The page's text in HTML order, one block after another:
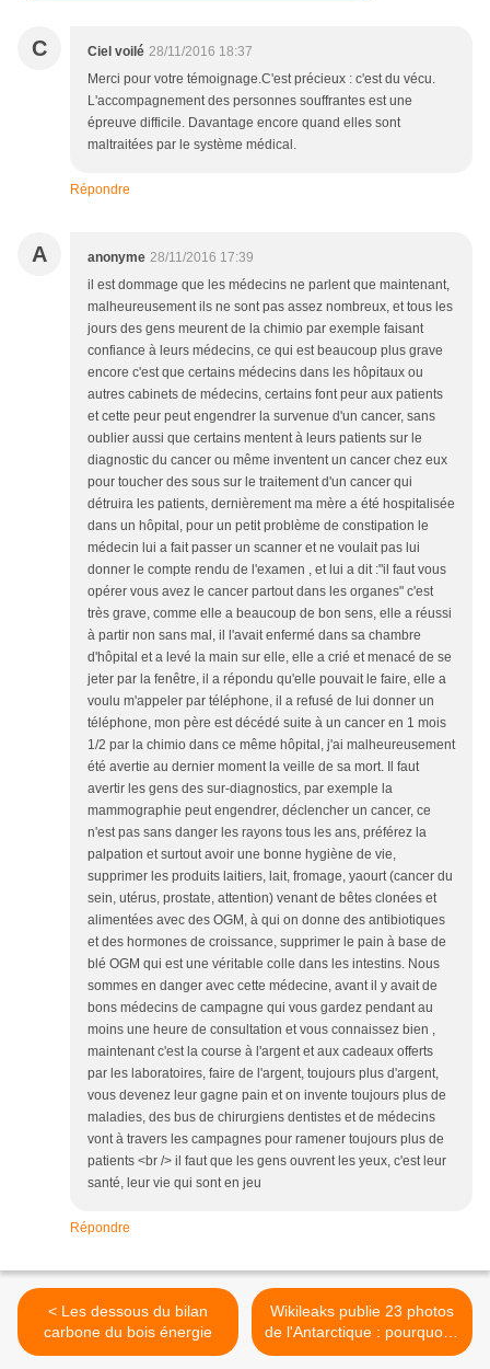
C Ciel voilé 28/11/2016 18:37
Merci pour votre témoignage.C'est précieux : c'est du vécu.
L'accompagnement des personnes souffrantes est une
épreuve difficile. Davantage encore quand elles sont
maltraitées par le système médical.
Répondre
A anonyme 28/11/2016 17:39
il est dommage que les médecins ne parlent que maintenant,
malheureusement ils ne sont pas assez nombreux, et tous les
jours des gens meurent de la chimio par exemple faisant
confiance à leurs médecins, ce qui est beaucoup plus grave
encore c'est que certains médecins dans les hôpitaux ou
autres cabinets de médecins, certains font peur aux patients
et cette peur peut engendrer la survenue d'un cancer, sans
oublier aussi que certains mentent à leurs patients sur le
diagnostic du cancer ou même inventent un cancer chez eux
pour toucher des sous sur le traitement d'un cancer qui
détruira les patients, dernièrement ma mère a été hospitalisée
dans un hôpital, pour un petit problème de constipation le
médecin lui a fait passer un scanner et ne voulait pas lui
donner le compte rendu de l'examen , et lui a dit :"il faut vous
opérer vous avez le cancer partout dans les organes" c'est
très grave, comme elle a beaucoup de bon sens, elle a réussi
à partir non sans mal, il l'avait enfermé dans sa chambre
d'hôpital et a levé la main sur elle, elle a crié et menacé de se
jeter par la fenêtre, il a répondu qu'elle pouvait le faire, elle a
voulu m'appeler par téléphone, il a refusé de lui donner un
téléphone, mon père est décédé suite à un cancer en 1 mois
1/2 par la chimio dans ce même hôpital, j'ai malheureusement
été avertie au dernier moment la veille de sa mort. Il faut
avertir les gens des sur-diagnostics, par exemple la
mammographie peut engendrer, déclencher un cancer, ce
n'est pas sans danger les rayons tous les ans, préférez la
palpation et surtout avoir une bonne hygiène de vie,
supprimer les produits laitiers, lait, fromage, yaourt (cancer du
sein, utérus, prostate, attention) venant de bêtes clonées et
alimentées avec des OGM, à qui on donne des antibiotiques
et des hormones de croissance, supprimer le pain à base de
blé OGM qui est une véritable colle dans les intestins. Nous
sommes en danger avec cette médecine, avant il y avait de
bons médecins de campagne qui vous gardez pendant au
moins une heure de consultation et vous connaissez bien ,
maintenant c'est la course à l'argent et aux cadeaux offerts
par les laboratoires, faire de l'argent, toujours plus d'argent,
vous devenez leur gagne pain et on invente toujours plus de
maladies, des bus de chirurgiens dentistes et de médecins
vont à travers les campagnes pour ramener toujours plus de
patients <br /> il faut que les gens ouvrent les yeux, c'est leur
santé, leur vie qui sont en jeu
Répondre
< Les dessous du bilan
carbone du bois énergie
Wikileaks publie 23 photos
de l'Antarctique : pourquoi ?
>